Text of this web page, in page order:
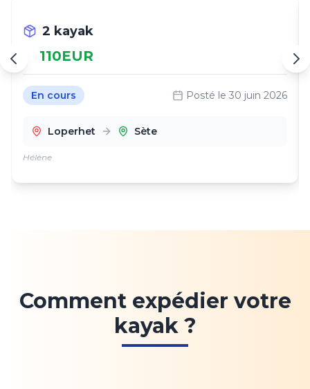
2 kayak
110EUR
En cours Posté le 30 juin 2026
Loperhet Sète
Hélène
Comment expédier votre
kayak ?